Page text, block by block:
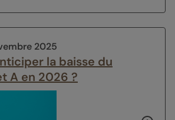
2025
la baisse du
A en 2026 ?